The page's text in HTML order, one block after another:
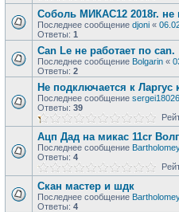
Соболь МИКАС12 2018г.
Последнее сообщение djoni «
Ответы: 1
Can Le не работает по can.
Последнее сообщение Bolgarin «
Ответы: 2
Не подключается к Ларгус
Последнее сообщение
Ответы: 39
Ацп Дад на микас 11cr
Последнее сообщение
Ответы: 4
Скан мастер и шдк
Последнее сообщение
Ответы: 4